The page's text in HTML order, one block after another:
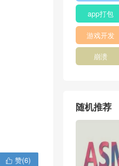
 赞(6)
app打包
游戏开发
崩溃
随机推荐